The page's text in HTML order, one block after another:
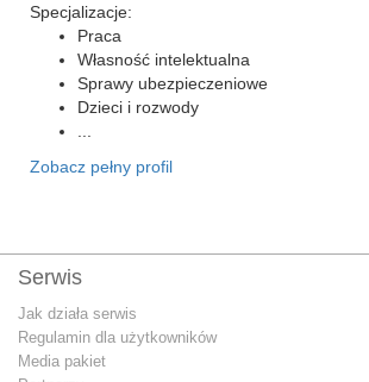
Specjalizacje:
Praca
Własność intelektualna
Sprawy ubezpieczeniowe
Dzieci i rozwody
Zobacz pełny profil
Serwis
Jak działa serwis
Regulamin dla użytkowników
Media pakiet